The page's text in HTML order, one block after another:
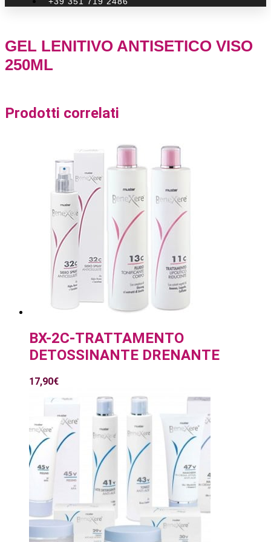
GEL LENITIVO ANTISETICO VISO
250ML
Prodotti correlati
BX-2C-TRATTAMENTO
DETOSSINANTE DRENANTE
17,90€